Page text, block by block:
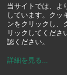
当サイトでは、よ
しています。クッ
ンをクリックし、
リックしてくださ
認ください。
詳細を見る ...